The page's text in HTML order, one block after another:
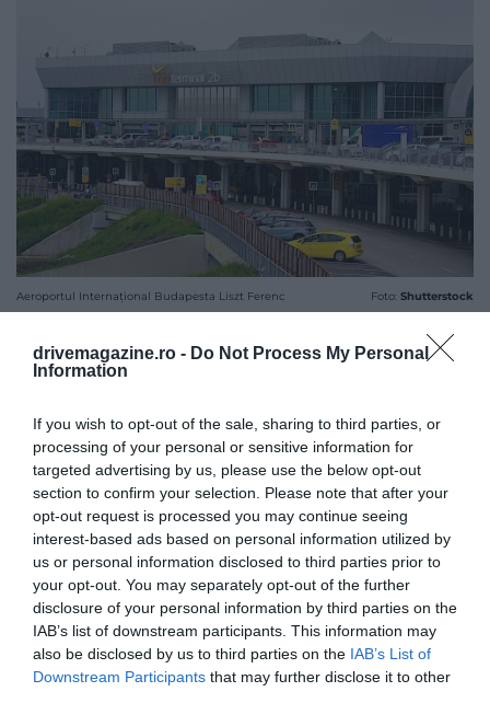
drivemagazine.ro - Do Not Process My Personal
Information
If you wish to opt-out of the sale, sharing to third parties, or
processing of your personal or sensitive information for
targeted advertising by us, please use the below opt-out
section to confirm your selection. Please note that after your
opt-out request is processed you may continue seeing
interest-based ads based on personal information utilized by
us or personal information disclosed to third parties prior to
your opt-out. You may separately opt-out of the further
disclosure of your personal information by third parties on the
IAB’s list of downstream participants. This information may
also be disclosed by us to third parties on the IAB’s List of
Downstream Participants that may further disclose it to other
Aeroportul Internațional Budapesta Liszt Ferenc Foto: Shutterstock
pașapoartelor pe aeroporturile britanice